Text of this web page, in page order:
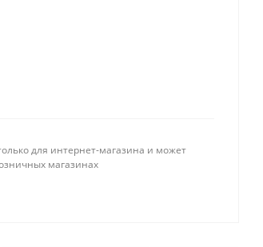
для интернет-магазина и может
магазинах